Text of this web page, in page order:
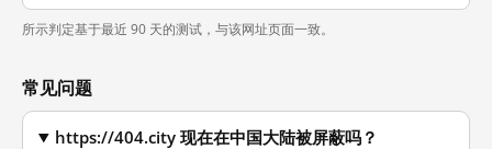
所示判定基于最近 90 天的测试，与该网址页面一致。
常见问题
https://404.city 现在在中国大陆被屏蔽吗？